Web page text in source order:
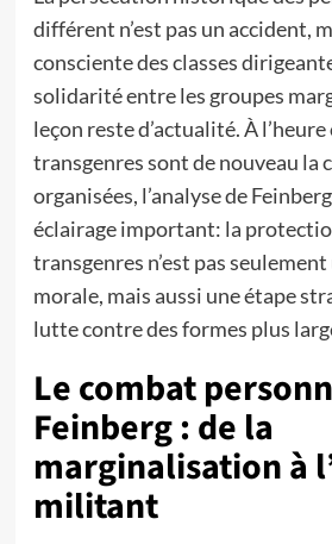
différent n’est pas un accident,
consciente des classes
solidarité entre les groupes
leçon reste d’actualité. À
transgenres sont de nouveau la
organisées, l’analyse de
éclairage important: la
transgenres n’est pas
morale, mais aussi une étape
lutte contre des formes plus
Le combat
Feinberg : de la
marginalisation à
militant